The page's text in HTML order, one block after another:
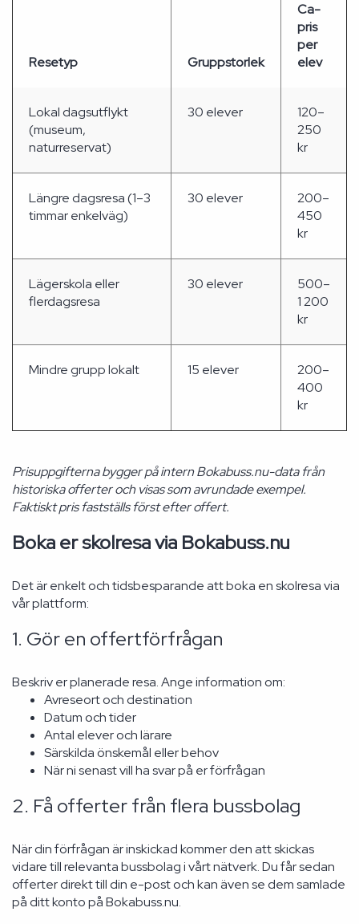
Resetyp Gruppstorlek
Ca-
pris
per
elev
Lokal dagsutflykt
(museum,
naturreservat)
30 elever
120–
250
kr
Längre dagsresa (1–3
timmar enkelväg)
30 elever
200–
450
kr
Lägerskola eller
flerdagsresa
30 elever
500–
1 200
kr
Mindre grupp lokalt 15 elever
200–
400
kr
Prisuppgifterna bygger på intern Bokabuss.nu-data från
historiska offerter och visas som avrundade exempel.
Faktiskt pris fastställs först efter offert.
Boka er skolresa via Bokabuss.nu
Det är enkelt och tidsbesparande att boka en skolresa via
vår plattform:
1. Gör en offertförfrågan
Beskriv er planerade resa. Ange information om:
Avreseort och destination
Datum och tider
Antal elever och lärare
Särskilda önskemål eller behov
När ni senast vill ha svar på er förfrågan
2. Få offerter från flera bussbolag
När din förfrågan är inskickad kommer den att skickas
vidare till relevanta bussbolag i vårt nätverk. Du får sedan
offerter direkt till din e-post och kan även se dem samlade
på ditt konto på Bokabuss.nu.